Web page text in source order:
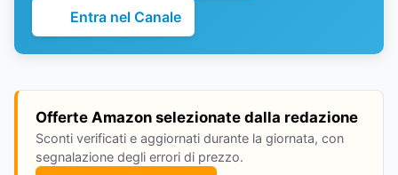
Entra nel Canale
Offerte Amazon selezionate dalla redazione
Sconti verificati e aggiornati durante la giornata, con
segnalazione degli errori di prezzo.